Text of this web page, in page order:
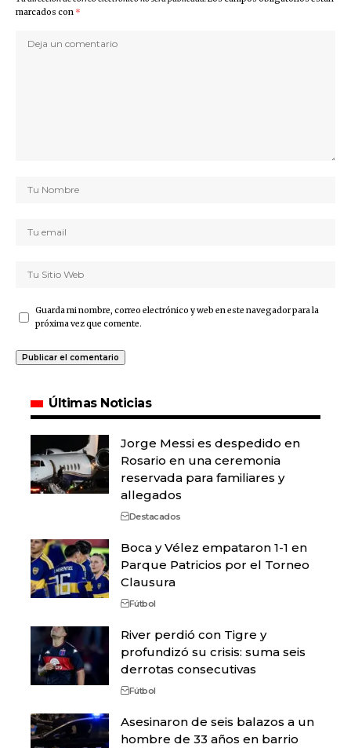
marcados con *
Guarda mi nombre, correo electrónico y web en este navegador para la
próxima vez que comente.
Últimas Noticias
Jorge Messi es despedido en
Rosario en una ceremonia
reservada para familiares y
allegados
Destacados
Boca y Vélez empataron 1-1 en
Parque Patricios por el Torneo
Clausura
Fútbol
River perdió con Tigre y
profundizó su crisis: suma seis
derrotas consecutivas
Fútbol
Asesinaron de seis balazos a un
hombre de 33 años en barrio